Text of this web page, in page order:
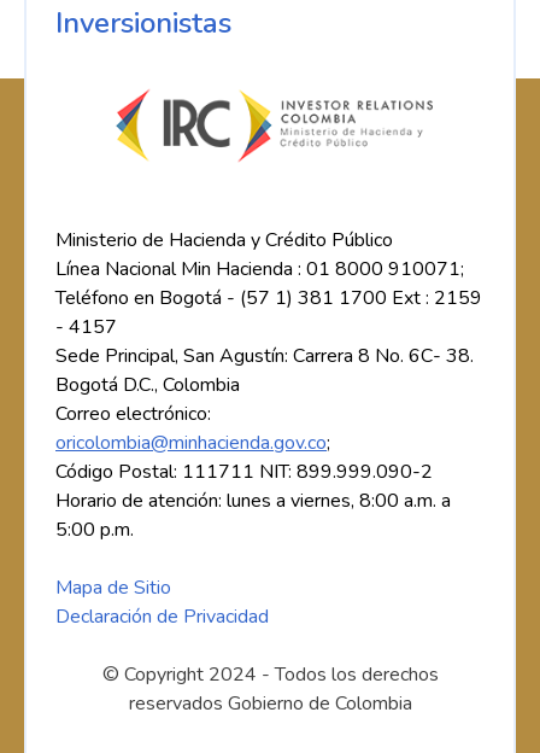
Inversionistas
Ministerio de Hacienda y Crédito Público
Línea Nacional Min Hacienda : 01 8000 910071;
Teléfono en Bogotá - (57 1) 381 1700 Ext : 2159
- 4157
Sede Principal, San Agustín: Carrera 8 No. 6C- 38.
Bogotá D.C., Colombia
Correo electrónico:
oricolombia@minhacienda.gov.co;
Código Postal: 111711 NIT: 899.999.090-2
Horario de atención: lunes a viernes, 8:00 a.m. a
5:00 p.m.
Mapa de Sitio
Declaración de Privacidad
© Copyright 2024 - Todos los derechos
reservados Gobierno de Colombia